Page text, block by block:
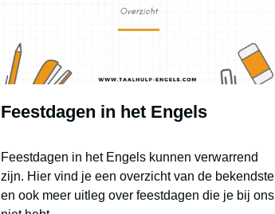
Feestdagen in het Engels
Feestdagen in het Engels kunnen verwarrend
zijn. Hier vind je een overzicht van de bekendste
en ook meer uitleg over feestdagen die je bij ons